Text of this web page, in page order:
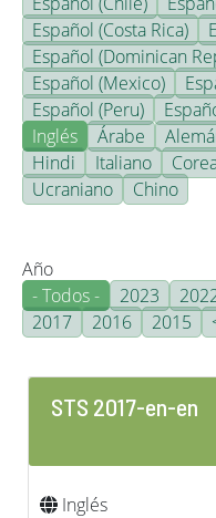
Español (Costa Rica)
Español (Dominican
Español (Mexico)
Español (Peru)
Inglés
Árabe
Hindi
Italiano
Ucraniano
Chino
Año
- Todos -
2023
2017
2016 2015
STS 2017-en-en
Inglés